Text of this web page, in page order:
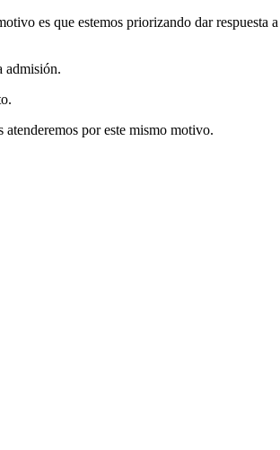
es que estemos priorizando dar respuesta
admisión.
por este mismo motivo.